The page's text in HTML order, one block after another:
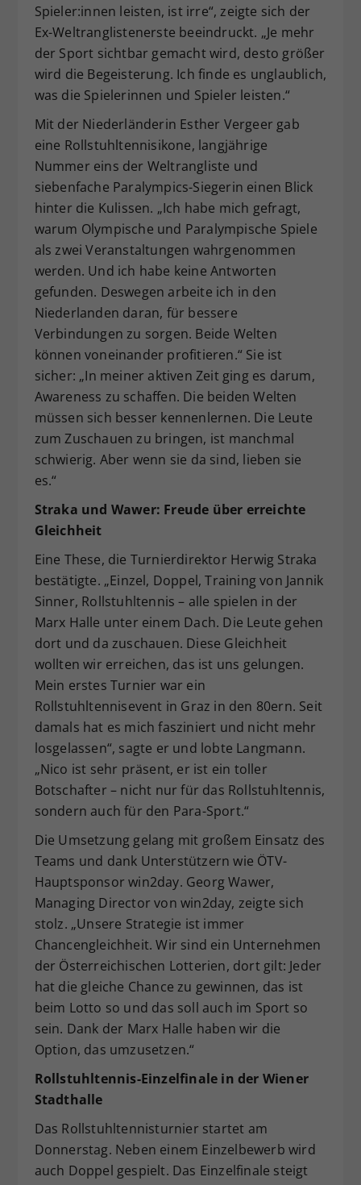
Spieler:innen leisten, ist irre“, zeigte sich der
Ex-Weltranglistenerste beeindruckt. „Je mehr
der Sport sichtbar gemacht wird, desto größer
wird die Begeisterung. Ich finde es unglaublich,
was die Spielerinnen und Spieler leisten.“
Mit der Niederländerin Esther Vergeer gab
eine Rollstuhltennisikone, langjährige
Nummer eins der Weltrangliste und
siebenfache Paralympics-Siegerin einen Blick
hinter die Kulissen. „Ich habe mich gefragt,
warum Olympische und Paralympische Spiele
als zwei Veranstaltungen wahrgenommen
werden. Und ich habe keine Antworten
gefunden. Deswegen arbeite ich in den
Niederlanden daran, für bessere
Verbindungen zu sorgen. Beide Welten
können voneinander profitieren.“ Sie ist
sicher: „In meiner aktiven Zeit ging es darum,
Awareness zu schaffen. Die beiden Welten
müssen sich besser kennenlernen. Die Leute
zum Zuschauen zu bringen, ist manchmal
schwierig. Aber wenn sie da sind, lieben sie
es.“
Straka und Wawer: Freude über erreichte
Gleichheit
Eine These, die Turnierdirektor Herwig Straka
bestätigte. „Einzel, Doppel, Training von Jannik
Sinner, Rollstuhltennis – alle spielen in der
Marx Halle unter einem Dach. Die Leute gehen
dort und da zuschauen. Diese Gleichheit
wollten wir erreichen, das ist uns gelungen.
Mein erstes Turnier war ein
Rollstuhltennisevent in Graz in den 80ern. Seit
damals hat es mich fasziniert und nicht mehr
losgelassen“, sagte er und lobte Langmann.
„Nico ist sehr präsent, er ist ein toller
Botschafter – nicht nur für das Rollstuhltennis,
sondern auch für den Para-Sport.“
Die Umsetzung gelang mit großem Einsatz des
Teams und dank Unterstützern wie ÖTV-
Hauptsponsor win2day. Georg Wawer,
Managing Director von win2day, zeigte sich
stolz. „Unsere Strategie ist immer
Chancengleichheit. Wir sind ein Unternehmen
der Österreichischen Lotterien, dort gilt: Jeder
hat die gleiche Chance zu gewinnen, das ist
beim Lotto so und das soll auch im Sport so
sein. Dank der Marx Halle haben wir die
Option, das umzusetzen.“
Rollstuhltennis-Einzelfinale in der Wiener
Stadthalle
Das Rollstuhltennisturnier startet am
Donnerstag. Neben einem Einzelbewerb wird
auch Doppel gespielt. Das Einzelfinale steigt